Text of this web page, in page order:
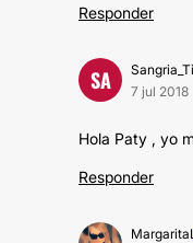
Responder
SA
7 jul 2018
Hola Paty , yo
Responder